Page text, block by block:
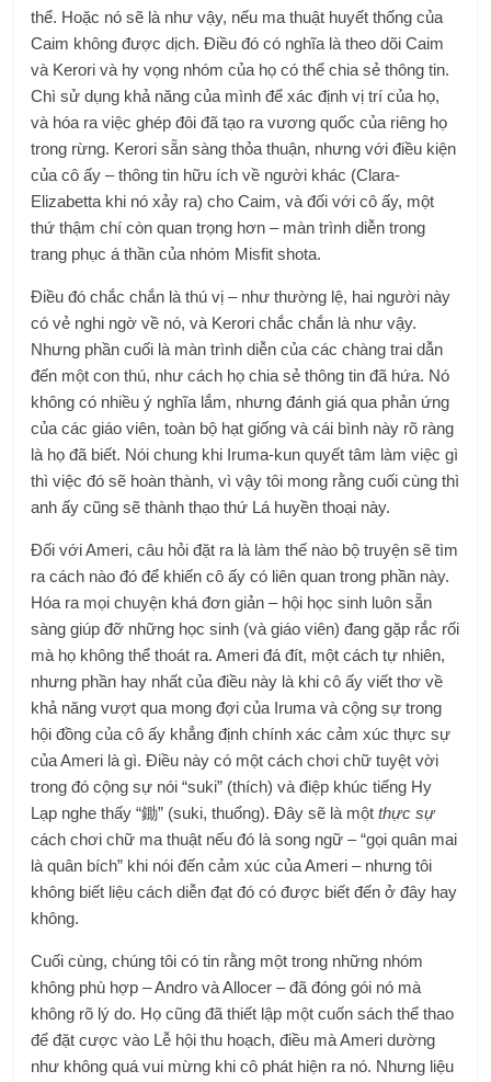
thể. Hoặc nó sẽ là như vậy, nếu ma thuật huyết thống của
Caim không được dịch. Điều đó có nghĩa là theo dõi Caim
và Kerori và hy vọng nhóm của họ có thể chia sẻ thông tin.
Chì sử dụng khả năng của mình để xác định vị trí của họ,
và hóa ra việc ghép đôi đã tạo ra vương quốc của riêng họ
trong rừng. Kerori sẵn sàng thỏa thuận, nhưng với điều kiện
của cô ấy – thông tin hữu ích về người khác (Clara-
Elizabetta khi nó xảy ra) cho Caim, và đối với cô ấy, một
thứ thậm chí còn quan trọng hơn – màn trình diễn trong
trang phục á thần của nhóm Misfit shota.
Điều đó chắc chắn là thú vị – như thường lệ, hai người này
có vẻ nghi ngờ về nó, và Kerori chắc chắn là như vậy.
Nhưng phần cuối là màn trình diễn của các chàng trai dẫn
đến một con thú, như cách họ chia sẻ thông tin đã hứa. Nó
không có nhiều ý nghĩa lắm, nhưng đánh giá qua phản ứng
của các giáo viên, toàn bộ hạt giống và cái bình này rõ ràng
là họ đã biết. Nói chung khi Iruma-kun quyết tâm làm việc gì
thì việc đó sẽ hoàn thành, vì vậy tôi mong rằng cuối cùng thì
anh ấy cũng sẽ thành thạo thứ Lá huyền thoại này.
Đối với Ameri, câu hỏi đặt ra là làm thế nào bộ truyện sẽ tìm
ra cách nào đó để khiến cô ấy có liên quan trong phần này.
Hóa ra mọi chuyện khá đơn giản – hội học sinh luôn sẵn
sàng giúp đỡ những học sinh (và giáo viên) đang gặp rắc rối
mà họ không thể thoát ra. Ameri đá đít, một cách tự nhiên,
nhưng phần hay nhất của điều này là khi cô ấy viết thơ về
khả năng vượt qua mong đợi của Iruma và cộng sự trong
hội đồng của cô ấy khẳng định chính xác cảm xúc thực sự
của Ameri là gì. Điều này có một cách chơi chữ tuyệt vời
trong đó cộng sự nói “suki” (thích) và điệp khúc tiếng Hy
Lạp nghe thấy “鋤” (suki, thuổng). Đây sẽ là mộtthực sự
cách chơi chữ ma thuật nếu đó là song ngữ – “gọi quân mai
là quân bích” khi nói đến cảm xúc của Ameri – nhưng tôi
không biết liệu cách diễn đạt đó có được biết đến ở đây hay
không.
Cuối cùng, chúng tôi có tin rằng một trong những nhóm
không phù hợp – Andro và Allocer – đã đóng gói nó mà
không rõ lý do. Họ cũng đã thiết lập một cuốn sách thể thao
để đặt cược vào Lễ hội thu hoạch, điều mà Ameri dường
như không quá vui mừng khi cô phát hiện ra nó. Nhưng liệu